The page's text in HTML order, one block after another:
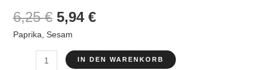
6,25€ Ursprünglicher
Preis
war:
6,25 €
5,94 €Aktueller
ist:
5,94 €.
Paprika, Sesam
IN DEN WARENKORB